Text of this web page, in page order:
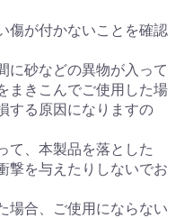
傷が付かないことを確認
に砂などの異物が入って
まきこんでご使用した場
する原因になりますの
て、本製品を落とした
撃を与えたりしないでお
場合、ご使用にならない